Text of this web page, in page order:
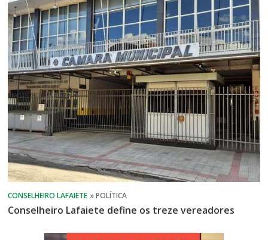
Conselheiro Lafaiete define os treze vereadores